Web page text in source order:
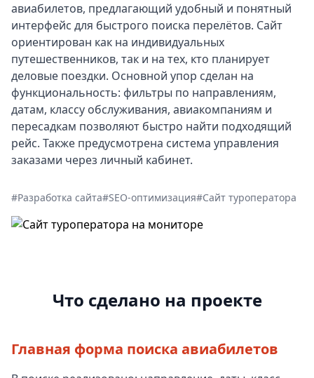
авиабилетов, предлагающий удобный и понятный
интерфейс для быстрого поиска перелётов. Сайт
ориентирован как на индивидуальных
путешественников, так и на тех, кто планирует
деловые поездки. Основной упор сделан на
функциональность: фильтры по направлениям,
датам, классу обслуживания, авиакомпаниям и
пересадкам позволяют быстро найти подходящий
рейс. Также предусмотрена система управления
заказами через личный кабинет.
#Разработка сайта#SEO-оптимизация#Сайт туроператора
Что сделано на проекте
Главная форма поиска авиабилетов